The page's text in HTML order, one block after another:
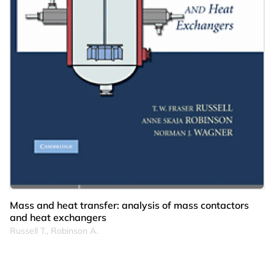
Mass and heat transfer: analysis of mass contactors
and heat exchangers
Russell T., Robinson A.